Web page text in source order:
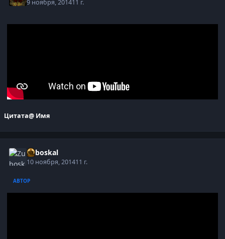
9 ноября, 201411 г.
Цитата@ Имя
Zuboskal
10 ноября, 201411 г.
АВТОР